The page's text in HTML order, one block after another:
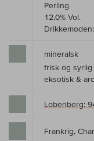
Perling
12,0% Vol.
mineralsk
frisk og syrlig
eksotisk &
Lobenberg:
Frankrig,